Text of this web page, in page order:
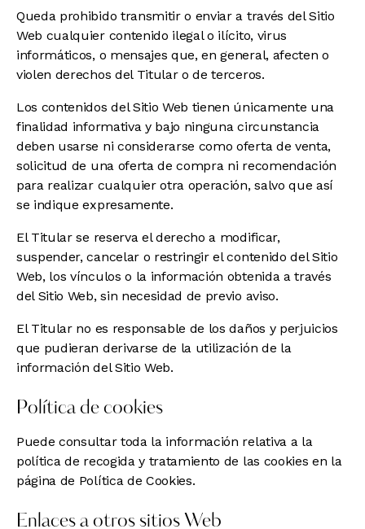
Queda prohibido transmitir o enviar a través del Sitio
Web cualquier contenido ilegal o ilícito, virus
informáticos, o mensajes que, en general, afecten o
violen derechos del Titular o de terceros.
Los contenidos del Sitio Web tienen únicamente una
finalidad informativa y bajo ninguna circunstancia
deben usarse ni considerarse como oferta de venta,
solicitud de una oferta de compra ni recomendación
para realizar cualquier otra operación, salvo que así
se indique expresamente.
El Titular se reserva el derecho a modificar,
suspender, cancelar o restringir el contenido del Sitio
Web, los vínculos o la información obtenida a través
del Sitio Web, sin necesidad de previo aviso.
El Titular no es responsable de los daños y perjuicios
que pudieran derivarse de la utilización de la
información del Sitio Web.
Política de cookies
Puede consultar toda la información relativa a la
política de recogida y tratamiento de las cookies en la
página de Política de Cookies.
Enlaces a otros sitios Web